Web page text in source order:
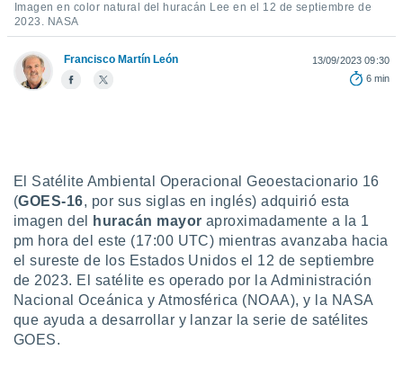
todas
nos
y
en
más
nuestra
y
Imagen en color natural del huracán Lee en el 12 de septiembre de
2023. NASA
Francisco Martín León
13/09/2023 09:30
6 min
El Satélite Ambiental Operacional Geoestacionario 16
(GOES-16, por sus siglas en inglés) adquirió esta
imagen del
huracán mayor aproximadamente a la 1
pm hora del este (17:00 UTC) mientras avanzaba hacia
el sureste de los Estados Unidos el 12 de septiembre
de 2023. El satélite es operado por la Administración
Nacional Oceánica y Atmosférica (NOAA), y la NASA
que ayuda a desarrollar y lanzar la serie de satélites
GOES.